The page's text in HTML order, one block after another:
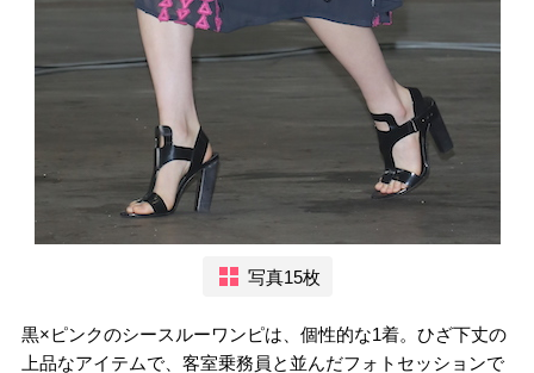
写真15枚
黒×ピンクのシースルーワンピは、個性的な1着。ひざ下丈の
上品なアイテムで、客室乗務員と並んだフォトセッションで